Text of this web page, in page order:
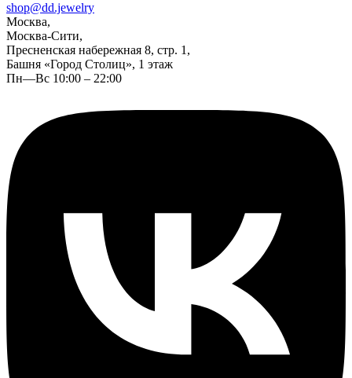
shop@dd.jewelry
Москва,
Москва-Сити,
Пресненская набережная 8, стр. 1,
Башня «Город Столиц», 1 этаж
Пн—Вс 10:00 – 22:00